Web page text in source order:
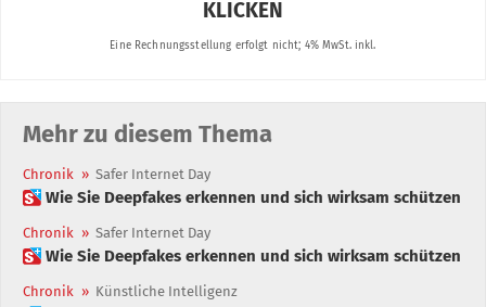
Mehr zu diesem Thema
Chronik » Safer Internet Day
 Wie Sie Deepfakes erkennen und sich wirksam schützen
Chronik » Safer Internet Day
 Wie Sie Deepfakes erkennen und sich wirksam schützen
Chronik » Künstliche Intelligenz